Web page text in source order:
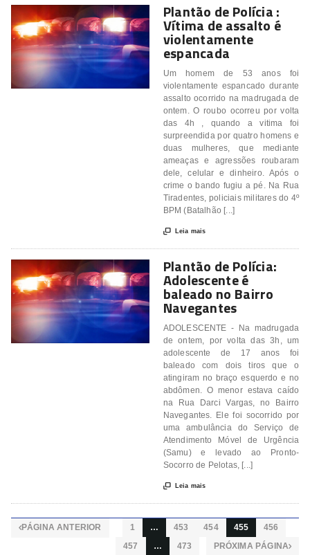
Plantão de Polícia :
Vítima de assalto é
violentamente
espancada
Um homem de 53 anos foi
violentamente espancado durante
assalto ocorrido na madrugada de
ontem. O roubo ocorreu por volta
das 4h , quando a vitima foi
surpreendida por quatro homens e
duas mulheres, que mediante
ameaças e agressões roubaram
dele, celular e dinheiro. Após o
crime o bando fugiu a pé. Na Rua
Tiradentes, policiais militares do 4º
BPM (Batalhão [...]
 Leia mais
Plantão de Polícia:
Adolescente é
baleado no Bairro
Navegantes
ADOLESCENTE - Na madrugada
de ontem, por volta das 3h, um
adolescente de 17 anos foi
baleado com dois tiros que o
atingiram no braço esquerdo e no
abdômen. O menor estava caído
na Rua Darci Vargas, no Bairro
Navegantes. Ele foi socorrido por
uma ambulância do Serviço de
Atendimento Móvel de Urgência
(Samu) e levado ao Pronto-
Socorro de Pelotas, [...]
 Leia mais
PÁGINA ANTERIOR 1 … 453 454 455
456
457
… 473 PRÓXIMA PÁGINA